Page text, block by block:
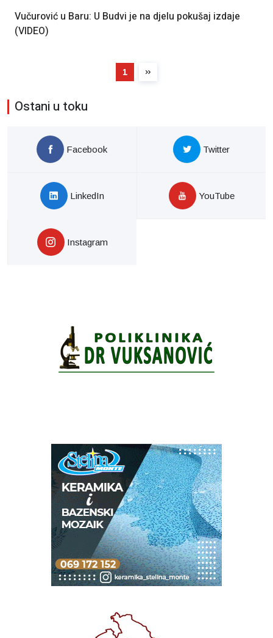
Vučurović u Baru: U Budvi je na djelu pokušaj izdaje
(VIDEO)
1
Ostani u toku
Facebook Twitter
LinkedIn YouTube
Instagram